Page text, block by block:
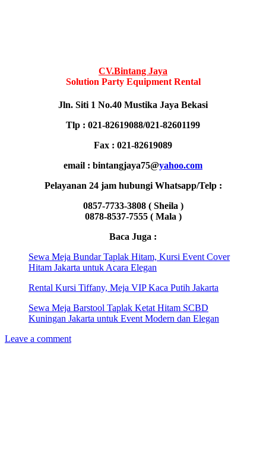
CV.Bintang Jaya
Solution Party Equipment Rental
Jln. Siti 1 No.40 Mustika Jaya Bekasi
Tlp : 021-82619088/021-82601199
Fax : 021-82619089
email : bintangjaya75@yahoo.com
Pelayanan 24 jam hubungi Whatsapp/Telp :
0857-7733-3808 ( Sheila )
0878-8537-7555 ( Mala )
Baca Juga :
Sewa Meja Bundar Taplak Hitam, Kursi Event Cover
Hitam Jakarta untuk Acara Elegan
Rental Kursi Tiffany, Meja VIP Kaca Putih Jakarta
Sewa Meja Barstool Taplak Ketat Hitam SCBD
Kuningan Jakarta untuk Event Modern dan Elegan
Leave a comment